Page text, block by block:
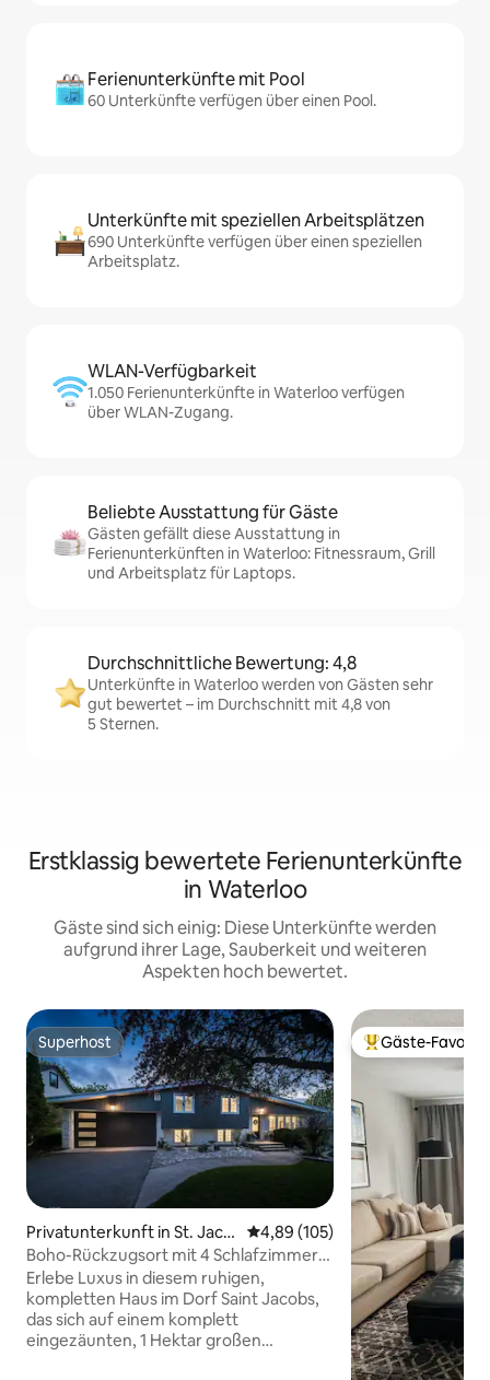
Ferienunterkünfte mit Pool
60 Unterkünfte verfügen über einen Pool.
Unterkünfte mit speziellen Arbeitsplätzen
690 Unterkünfte verfügen über einen speziellen
Arbeitsplatz.
WLAN-Verfügbarkeit
1.050 Ferienunterkünfte in Waterloo verfügen
über WLAN-Zugang.
Beliebte Ausstattung für Gäste
Gästen gefällt diese Ausstattung in
Ferienunterkünften in Waterloo: Fitnessraum, Grill
und Arbeitsplatz für Laptops.
Durchschnittliche Bewertung: 4,8
Unterkünfte in Waterloo werden von Gästen sehr
gut bewertet – im Durchschnitt mit 4,8 von
5 Sternen.
Erstklassig bewertete Ferienunterkünfte
in Waterloo
Gäste sind sich einig: Diese Unterkünfte werden
aufgrund ihrer Lage, Sauberkeit und weiteren
Aspekten hoch bewertet.
Superhost
Superhost
Privatunterkunft in St. Jaco
bs
Durchschnittliche Bewertung:
4,89 (105)
Boho-Rückzugsort mit 4 Schlafzimmern:
Whirlpool, Sauna-Oase & Spa
Erlebe Luxus in diesem ruhigen,
kompletten Haus im Dorf Saint Jacobs,
das sich auf einem komplett
eingezäunten, 1 Hektar großen
Beliebter Gäste-
Gäste-Favorit